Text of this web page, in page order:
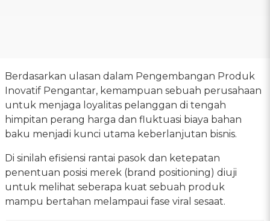
Berdasarkan ulasan dalam Pengembangan Produk
Inovatif Pengantar, kemampuan sebuah perusahaan
untuk menjaga loyalitas pelanggan di tengah
himpitan perang harga dan fluktuasi biaya bahan
baku menjadi kunci utama keberlanjutan bisnis.
Di sinilah efisiensi rantai pasok dan ketepatan
penentuan posisi merek (brand positioning) diuji
untuk melihat seberapa kuat sebuah produk
mampu bertahan melampaui fase viral sesaat.